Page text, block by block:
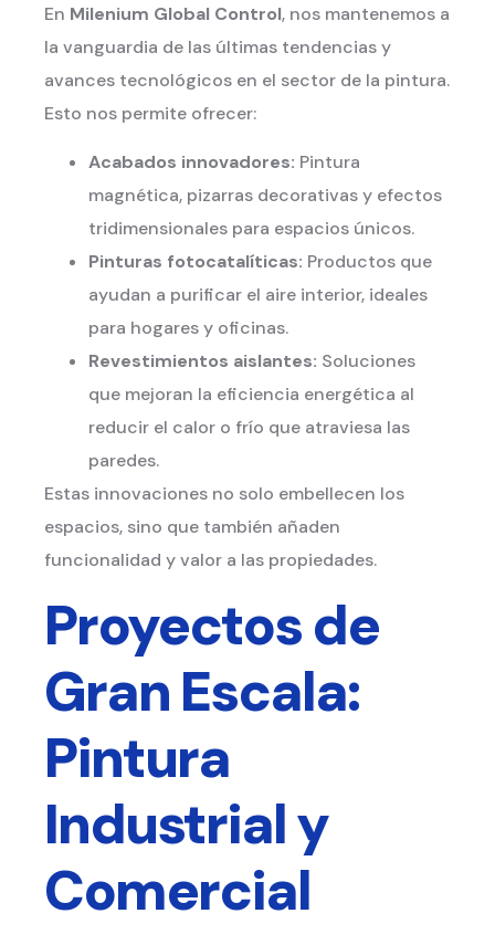
En Milenium Global Control, nos mantenemos a
la vanguardia de las últimas tendencias y
avances tecnológicos en el sector de la pintura.
Esto nos permite ofrecer:
Acabados innovadores: Pintura
magnética, pizarras decorativas y efectos
tridimensionales para espacios únicos.
Pinturas fotocatalíticas: Productos que
ayudan a purificar el aire interior, ideales
para hogares y oficinas.
Revestimientos aislantes: Soluciones
que mejoran la eficiencia energética al
reducir el calor o frío que atraviesa las
paredes.
Estas innovaciones no solo embellecen los
espacios, sino que también añaden
funcionalidad y valor a las propiedades.
Proyectos de
Gran Escala:
Pintura
Industrial y
Comercial